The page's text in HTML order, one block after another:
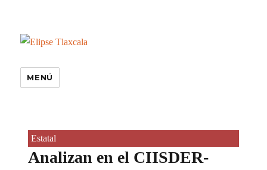
MENÚ
Estatal
Analizan en el CIISDER-